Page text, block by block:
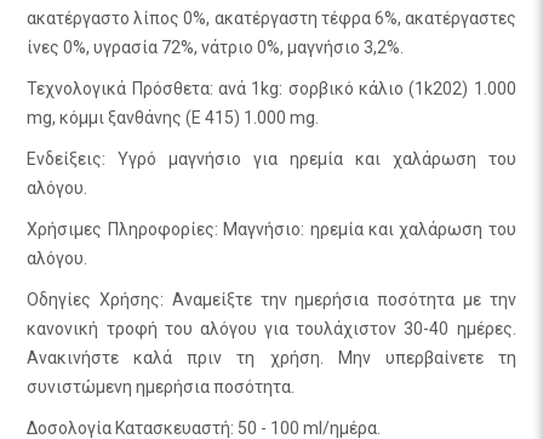
ακατέργαστο λίπος 0%, ακατέργαστη τέφρα 6%, ακατέργαστες
ίνες 0%, υγρασία 72%, νάτριο 0%, μαγνήσιο 3,2%.
Τεχνολογικά Πρόσθετα: ανά 1kg: σορβικό κάλιο (1k202) 1.000
mg, κόμμι ξανθάνης (E 415) 1.000 mg.
Ενδείξεις: Υγρό μαγνήσιο για ηρεμία και χαλάρωση του
αλόγου.
Χρήσιμες Πληροφορίες: Μαγνήσιο: ηρεμία και χαλάρωση του
αλόγου.
Οδηγίες Χρήσης: Αναμείξτε την ημερήσια ποσότητα με την
κανονική τροφή του αλόγου για τουλάχιστον 30-40 ημέρες.
Ανακινήστε καλά πριν τη χρήση. Μην υπερβαίνετε τη
συνιστώμενη ημερήσια ποσότητα.
Δοσολογία Κατασκευαστή: 50 - 100 ml/ημέρα.